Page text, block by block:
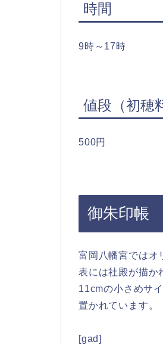
時間
9時～17時
値段（初穂
500円
御朱印帳
富岡八幡宮ではオ
表には社殿が描か
11cmの小さめサ
置かれています。
[gad]